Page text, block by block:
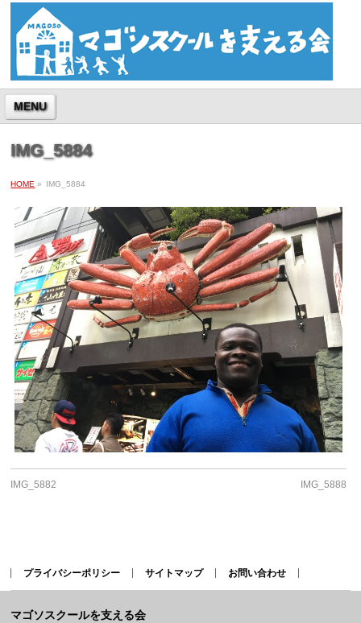
MENU
IMG_5884
HOME » IMG_5884
IMG_5882 IMG_5888
プライバシーポリシー サイトマップ お問い合わせ
マゴソスクールを支える会